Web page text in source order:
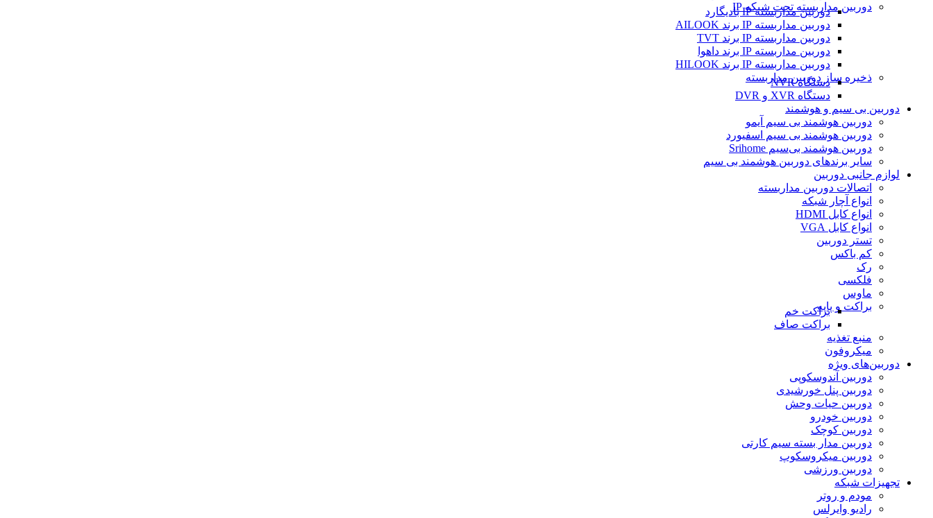
دوربین مداربسته تحت شبکه IP
دوربین مداربسته IP بادیگارد
دوربین مداربسته IP برند AILOOK
دوربین مداربسته IP برند TVT
دوربین مداربسته IP برند داهوا
دوربین مداربسته IP برند HILOOK
ذخیره ساز دوربین مداربسته
دستگاه NVR
دستگاه XVR و DVR
دوربین بی سیم و هوشمند
دوربین هوشمند بی سیم آیمو
دوربین هوشمند بی سیم اسفیورد
دوربین هوشمند بی‌سیم Srihome
سایر برندهای دوربین هوشمند بی سیم
لوازم جانبی دوربین
اتصالات دوربین مداربسته
انواع آچار شبکه
انواع کابل HDMI
انواع کابل VGA
تستر دوربین
کم باکس
رک
فلکسی
ماوس
براکت و پایهبراکت خم
براکت صاف
منبع تغذیه
میکروفون
دوربین‌های ویژه
دوربین آندوسکوپی
دوربین پنل خورشیدی
دوربین حیات وحش
دوربین خودرو
دوربین کوچک
دوربین مدار بسته سیم کارتی
دوربین میکروسکوپ
دوربین ورزشی
تجهیزات شبکه
مودم و روتر
رادیو وایرلس